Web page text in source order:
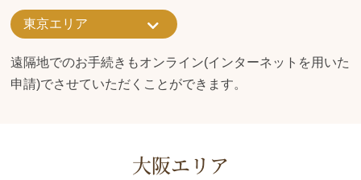
東京エリア
遠隔地でのお手続きもオンライン(インターネットを用いた
申請)でさせていただくことができます。
大阪エリア